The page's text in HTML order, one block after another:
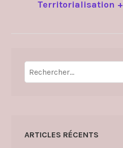
Territorialisation
Rechercher :
ARTICLES RÉCENTS